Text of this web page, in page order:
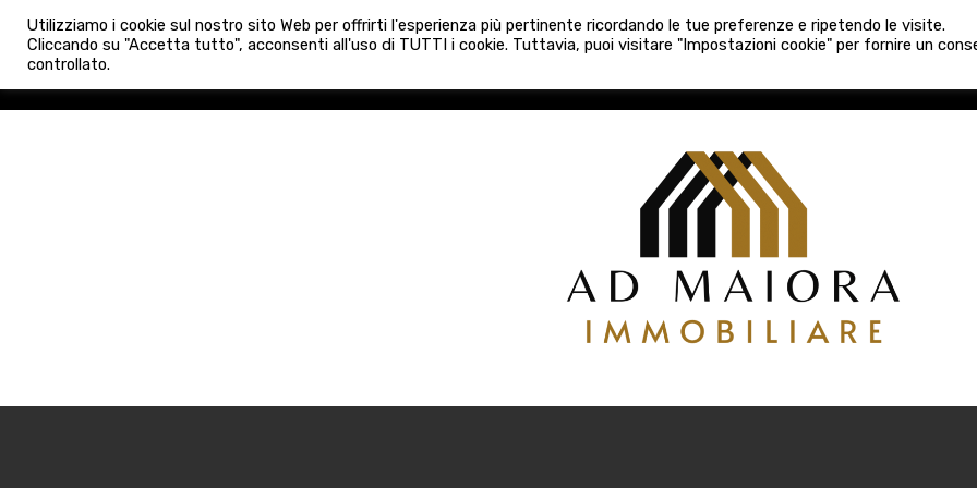
HOME AGENZIA NUOVE COSTRUZIONI VENDITA LOCAZIONI ATTIVITÀ
info@admaioraimmobiliare.it 080 3759025
Utilizziamo i cookie sul nostro sito Web per offrirti l'esperienza più pertinente ricordando le tue preferenze e ripetendo le visite.
Cliccando su "Accetta tutto", acconsenti all'uso di TUTTI i cookie. Tuttavia, puoi visitare "Impostazioni cookie" per fornire un
controllato.